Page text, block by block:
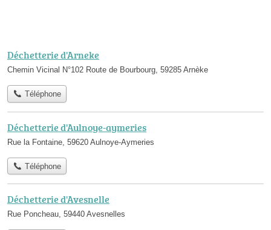
Déchetterie d'Arneke
Chemin Vicinal N°102 Route de Bourbourg, 59285 Arnèke
Téléphone
Déchetterie d'Aulnoye-aymeries
Rue la Fontaine, 59620 Aulnoye-Aymeries
Téléphone
Déchetterie d'Avesnelle
Rue Poncheau, 59440 Avesnelles